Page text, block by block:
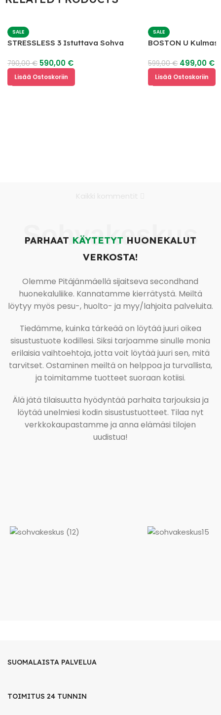
SALE
STRESSLESS 3 Istuttava Sohva
790,00€ 590,00 €
Lisää Ostoskoriin
SALE
BOSTON U
599,00€ 499,00 €
Lisää Ostoskoriin
Sohvakeskus
PARHAAT KÄYTETYT HUONEKALUT
VERKOSTA!
Olemme Pitäjänmäellä sijaitseva secondhand
huonekaluliike. Kannatamme kierrätystä. Meiltä
löytyy myös pesu-, huolto- ja myy/lahjoita palveluita.
Tiedämme, kuinka tärkeää on löytää juuri oikea
sisustustuote kodillesi. Siksi tarjoamme sinulle monia
erilaisia vaihtoehtoja, jotta voit löytää juuri sen, mitä
tarvitset. Ostaminen meiltä on helppoa ja turvallista,
ja toimitamme tuotteet suoraan kotiisi.
Älä jätä tilaisuutta hyödyntää parhaita tarjouksia ja
löytää unelmiesi kodin sisustustuotteet. Tilaa nyt
verkkokaupastamme ja anna elämäsi tilojen
uudistua!
SUOMALAISTA PALVELUA
TOIMITUS 24 TUNNIN